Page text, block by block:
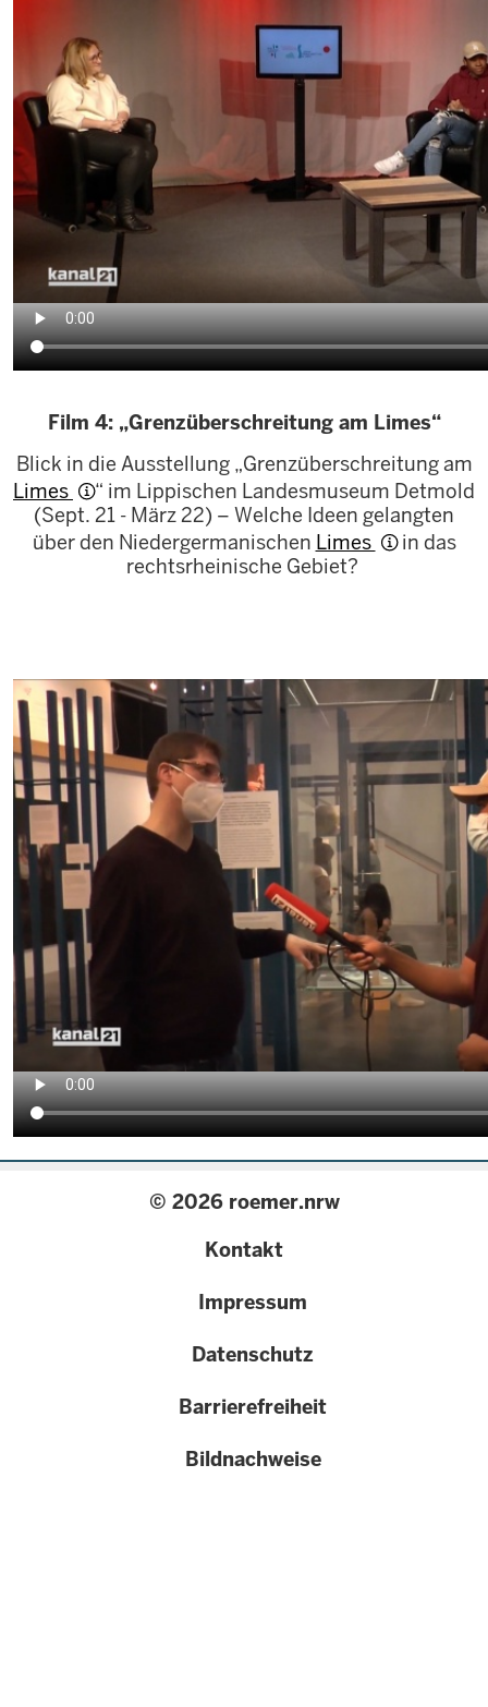
Film 4: „Grenzüberschreitung am Limes“
Blick in die Ausstellung „Grenzüberschreitung am
Limes
“ im Lippischen Landesmuseum Detmold
(Sept. 21 - März 22) – Welche Ideen gelangten
über den Niedergermanischen Limes
in das
rechtsrheinische Gebiet?
© 2026 roemer.nrw
Kontakt
Impressum
Datenschutz
Barrierefreiheit
Bildnachweise